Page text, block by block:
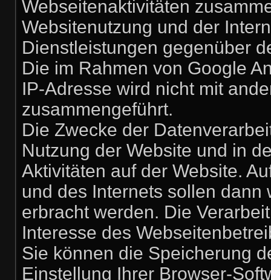
Webseitenaktivitäten
Websitenutzung und der
Dienstleistungen gegenüber
Die im Rahmen von Google
IP-Adresse wird nicht mit
zusammengeführt.
Die Zwecke der
Nutzung der Website und in
Aktivitäten auf der Website.
und des Internets sollen
erbracht werden. Die
Interesse des
Sie können die Speicherung
Einstellung Ihrer Browser-